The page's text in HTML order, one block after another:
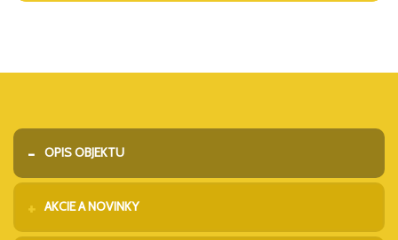
OPIS OBJEKTU
AKCIE A NOVINKY